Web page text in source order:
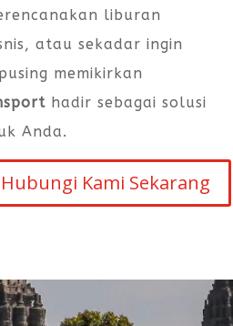
liburan
atau sekadar ingin
memikirkan
hadir sebagai solusi
Anda.
Hubungi Kami Sekarang